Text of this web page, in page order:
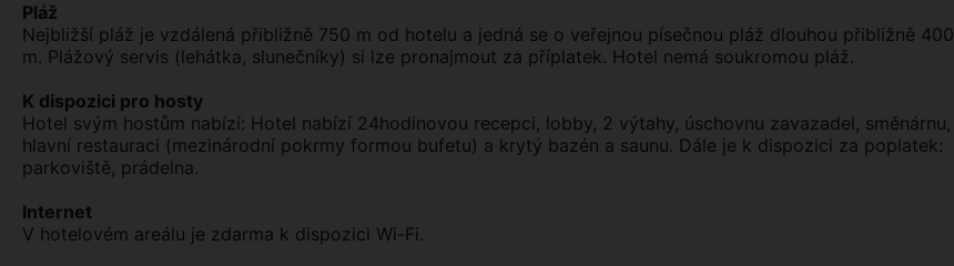
Pláž
Nejbližší pláž je vzdálená přibližně 750 m od hotelu a jedná se o veřejnou písečnou pláž dlouhou přibližně 400
m. Plážový servis (lehátka, slunečníky) si lze pronajmout za příplatek. Hotel nemá soukromou pláž.
K dispozici pro hosty
Hotel svým hostům nabízí: Hotel nabízí 24hodinovou recepci, lobby, 2 výtahy, úschovnu zavazadel, směnárnu,
hlavní restauraci (mezinárodní pokrmy formou bufetu) a krytý bazén a saunu. Dále je k dispozici za poplatek:
parkoviště, prádelna.
Internet
V hotelovém areálu je zdarma k dispozici Wi-Fi.